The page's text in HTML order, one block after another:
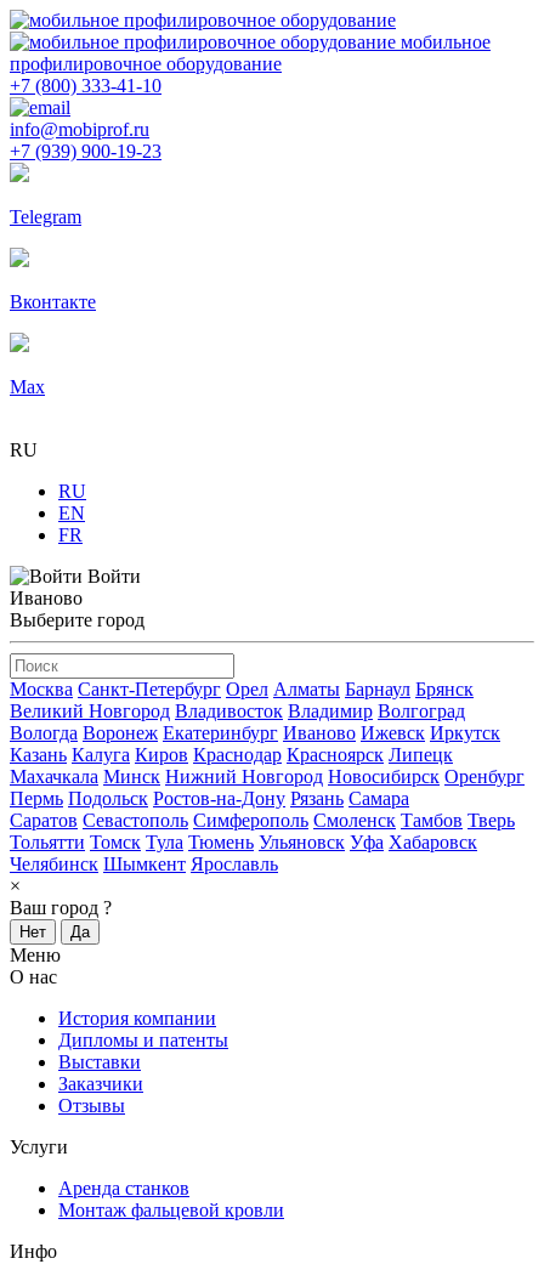
мобильное
профилировочное оборудование
+7 (800) 333-41-10
info@mobiprof.ru
+7 (939) 900-19-23
Telegram
Вконтакте
Max
RU
RU
EN
FR
Войти
Иваново
Выберите город
Москва Санкт-Петербург Орел Алматы Барнаул Брянск
Великий Новгород Владивосток Владимир Волгоград
Вологда Воронеж Екатеринбург Иваново Ижевск Иркутск
Казань Калуга Киров Краснодар Красноярск Липецк
Махачкала Минск Нижний Новгород Новосибирск Оренбург
Пермь Подольск Ростов-на-Дону Рязань Самара
Саратов Севастополь Симферополь Смоленск Тамбов Тверь
Тольятти Томск Тула Тюмень Ульяновск Уфа Хабаровск
Челябинск Шымкент Ярославль
×
Ваш город ?
Нет Да
Меню
О нас
История компании
Дипломы и патенты
Выставки
Заказчики
Отзывы
Услуги
Аренда станков
Монтаж фальцевой кровли
Инфо